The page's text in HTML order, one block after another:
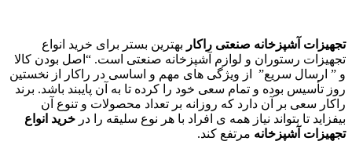
تجهیزات آشپزخانه صنعتی راکار بهترین بستر برای خرید انواع
تجهیزات رستوران و لوازم آشپزخانه صنعتی است. “اصل بودن کالا
و ” ارسال سریع” از ویژگی های مهم و اساسی در راکار از نخستین
روز تأسیس بوده و تمام سعی خود را کرده تا به آن پایبند باشد. برند
راکار سعی بر آن دارد که روزانه بر تعداد محصولات و تنوع آن
بیفزاید تا بتواند نیاز همه ی افراد با هر نوع سلیقه را در خرید انواع
تجهیزات آشپزخانه مرتفع کند.